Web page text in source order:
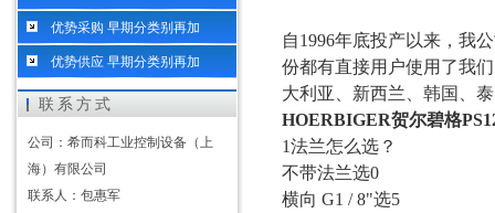
优势采购 早期分类别再加
优势供应 早期分类别再加
联系方式
公司：希而科工业控制设备（上
海）有限公司
联系人：包惠军
自1996年底投产以来，我
份都有直接用户使用了我
大利亚、新西兰、韩国、
HOERBIGER贺尔碧格
1法兰怎么选？
不带法兰选0
横向 G1 / 8"选5